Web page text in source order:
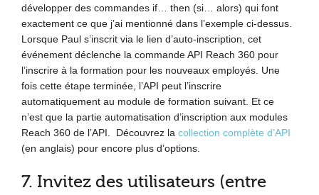
développer des commandes if… then (si… alors) qui font
exactement ce que j’ai mentionné dans l’exemple ci-dessus.
Lorsque Paul s’inscrit via le lien d’auto-inscription, cet
événement déclenche la commande API Reach 360 pour
l’inscrire à la formation pour les nouveaux employés. Une
fois cette étape terminée, l’API peut l’inscrire
automatiquement au module de formation suivant. Et ce
n’est que la partie automatisation d’inscription aux modules
Reach 360 de l’API. Découvrez la collection complète d’API
(en anglais) pour encore plus d’options.
7. Invitez des utilisateurs (entre